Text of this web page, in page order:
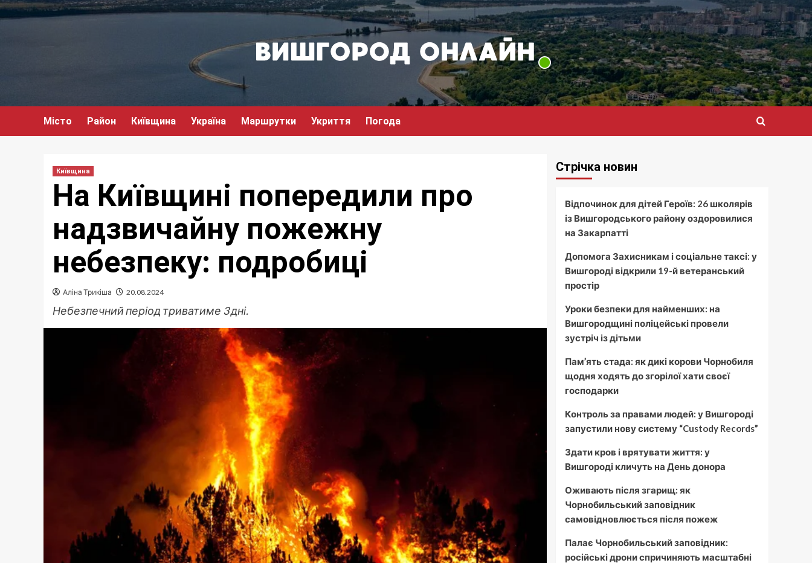
Перейти
до
Місто Район Київщина Україна Маршрутки Укриття Погода
Київщина
На Київщині попередили про
надзвичайну пожежну
небезпеку: подробиці
Аліна Трикіша 20.08.2024
Небезпечний період триватиме 3 дні.
Стрічка новин
Відпочинок для дітей Героїв: 26 школярів
із Вишгородського району оздоровилися
на Закарпатті
Допомога Захисникам і соціальне таксі: у
Вишгороді відкрили 19-й ветеранський
простір
Уроки безпеки для найменших: на
Вишгородщині поліцейські провели
зустріч із дітьми
Пам’ять стада: як дикі корови Чорнобиля
щодня ходять до згорілої хати своєї
господарки
Контроль за правами людей: у Вишгороді
запустили нову систему “Custody Records”
Здати кров і врятувати життя: у
Вишгороді кличуть на День донора
Оживають після згарищ: як
Чорнобильський заповідник
самовідновлюється після пожеж
Палає Чорнобильський заповідник:
російські дрони спричиняють масштабні